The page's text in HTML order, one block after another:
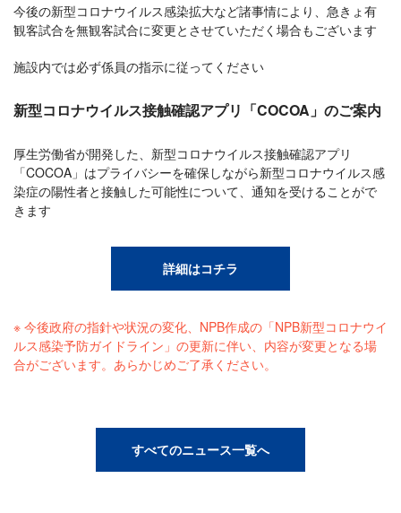
今後の新型コロナウイルス感染拡大など諸事情により、急きょ有
観客試合を無観客試合に変更とさせていただく場合もございます
施設内では必ず係員の指示に従ってください
新型コロナウイルス接触確認アプリ「COCOA」のご案内
厚生労働省が開発した、新型コロナウイルス接触確認アプリ
「COCOA」はプライバシーを確保しながら新型コロナウイルス感
染症の陽性者と接触した可能性について、通知を受けることがで
きます
詳細はコチラ
※ 今後政府の指針や状況の変化、NPB作成の「NPB新型コロナウイ
ルス感染予防ガイドライン」の更新に伴い、内容が変更となる場
合がございます。あらかじめご了承ください。
すべてのニュース一覧へ